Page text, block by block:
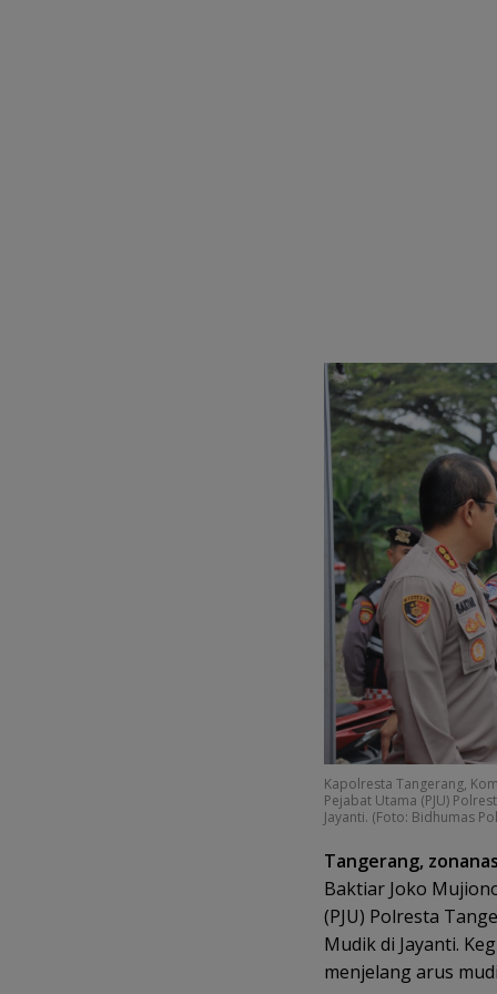
Kapolresta Tangerang,
Pejabat Utama (PJU)
Jayanti. (Foto: Bidhumas
Tangerang,
Baktiar Joko
(PJU) Polresta
Mudik di Jayanti.
menjelang arus